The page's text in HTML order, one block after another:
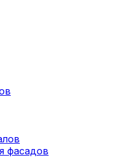
фасадов